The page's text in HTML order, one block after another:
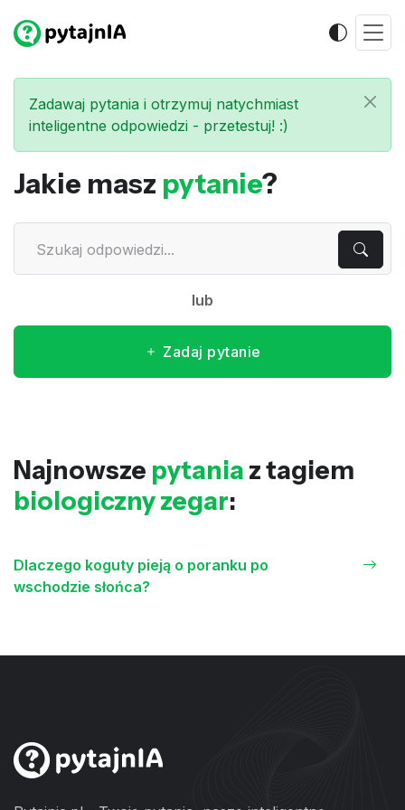
Zadawaj pytania i otrzymuj natychmiast
inteligentne odpowiedzi - przetestuj! :)
Jakie masz pytanie?
lub
Zadaj pytanie
Najnowsze pytania z tagiem
biologiczny zegar:
Dlaczego koguty pieją o poranku po
wschodzie słońca?